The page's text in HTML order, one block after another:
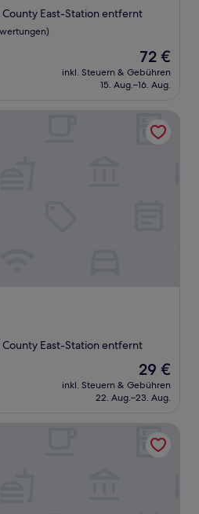
County East-Station entfernt
Der
Preis
beträgt
72 €
inkl. Steuern & Gebühren
15. Aug.–16. Aug.
County East-Station entfernt
Der
Preis
beträgt
29 €
inkl. Steuern & Gebühren
22. Aug.–23. Aug.